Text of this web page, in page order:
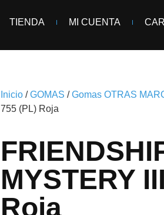
TIENDA MI CUENTA
Inicio /GOMAS /Gomas OTRAS
755 (PL) Roja
MYSTERY
Roja